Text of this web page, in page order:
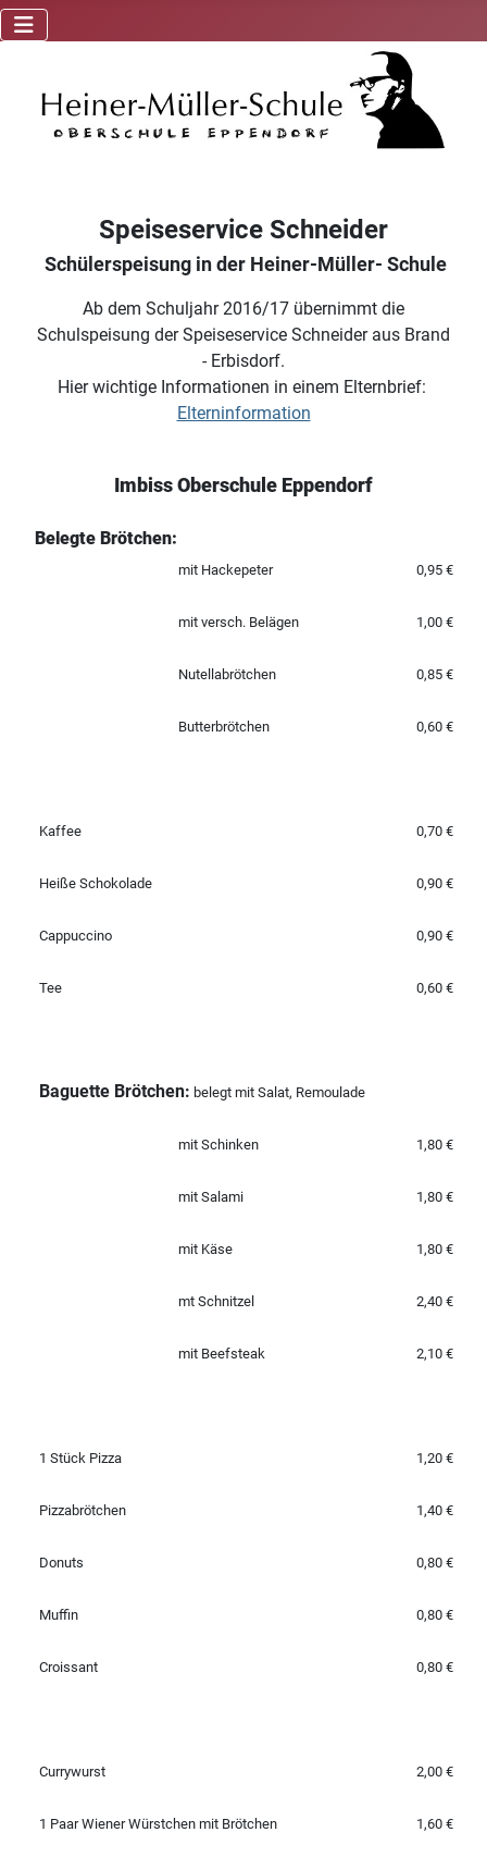
Speiseservice Schneider
Schülerspeisung in der Heiner-Müller- Schule
Ab dem Schuljahr 2016/17 übernimmt die
Schulspeisung der Speiseservice Schneider aus Brand
- Erbisdorf.
Hier wichtige Informationen in einem Elternbrief:
Elterninformation
Imbiss Oberschule Eppendorf
Belegte Brötchen:
mit Hackepeter 0,95 €
mit versch. Belägen 1,00 €
Nutellabrötchen 0,85 €
Butterbrötchen 0,60 €
Kaffee 0,70 €
Heiße Schokolade 0,90 €
Cappuccino 0,90 €
Tee 0,60 €
Baguette Brötchen: belegt mit Salat, Remoulade
mit Schinken 1,80 €
mit Salami 1,80 €
mit Käse 1,80 €
mt Schnitzel 2,40 €
mit Beefsteak 2,10 €
1 Stück Pizza 1,20 €
Pizzabrötchen 1,40 €
Donuts 0,80 €
Muffin 0,80 €
Croissant 0,80 €
Currywurst 2,00 €
1 Paar Wiener Würstchen mit Brötchen 1,60 €